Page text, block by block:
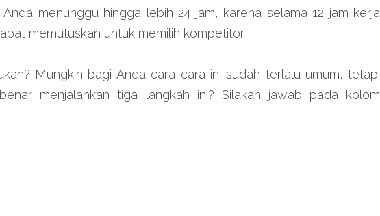
menunggu hingga lebih 24 jam, karena selama 12 jam kerja
memutuskan untuk memilih kompetitor.
Mungkin bagi Anda cara-cara ini sudah terlalu umum, tetapi
menjalankan tiga langkah ini? Silakan jawab pada kolom